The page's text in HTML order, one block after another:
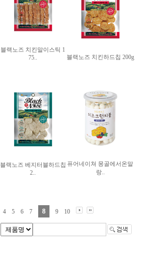
블랙노즈 치킨말이스틱 1
75..
블랙노즈 치킨하드칩 200g
블랙노즈 베지터블하드칩
2..
퓨어네이쳐 몽골에서온말
랑..
4 5 6 7 8 9 10